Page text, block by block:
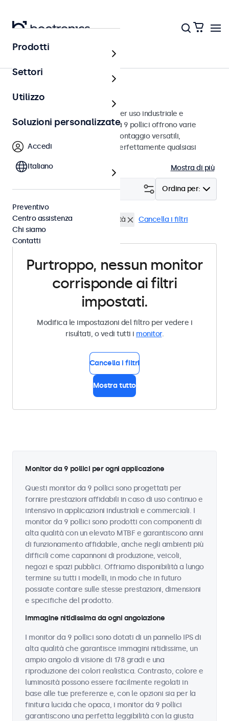
Monitor
Monitor da 9 pollici
Monitor da 9 pollici progettati per uso industriale e
commerciale. Questi monitor da 9 pollici offrono varie
connessioni video e opzioni di montaggio versatili,
consentendo loro di integrarsi perfettamente qualsiasi
Mostra di più
Ordina per:
Filtro (0)
Monitor 9 pollici Alta luminosità Cancella i filtri
Purtroppo, nessun monitor
corrisponde ai filtri
impostati.
Modifica le impostazioni del filtro per vedere i
risultati, o vedi tutti i monitor.
Cancella i filtri
Mostra tutto
Monitor da 9 pollici per ogni applicazione
Questi monitor da 9 pollici sono progettati per
fornire prestazioni affidabili in caso di uso continuo e
intensivo in applicazioni industriali e commerciali. I
monitor da 9 pollici sono prodotti con componenti di
alta qualità con un elevato MTBF e garantiscono anni
di funzionamento affidabile, anche negli ambienti più
difficili come capannoni di produzione, veicoli,
negozi e spazi pubblici. Offriamo disponibilità a lungo
termine su tutti i modelli, in modo che in futuro
possiate contare sulle stesse prestazioni, dimensioni
e specifiche del prodotto.
Immagine nitidissima da ogni angolazione
I monitor da 9 pollici sono dotati di un pannello IPS di
alta qualità che garantisce immagini nitidissime, un
ampio angolo di visione di 178 gradi e una
riproduzione dei colori realistica. Contrasto, colore e
luminosità possono essere facilmente regolati in
base alle tue preferenze e, con le opzioni sia per la
finitura lucida che opaca, i monitor da 9 pollici
garantiscono una perfetta leggibilità con la giusta
Prodotti
Settori
Utilizzo
Soluzioni personalizzate
Accedi
Italiano
Preventivo
Centro assistenza
Chi siamo
Contatti